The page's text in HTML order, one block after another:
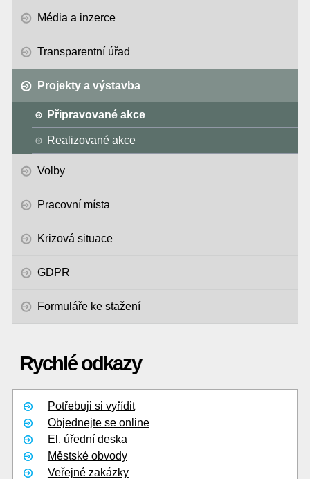
Média a inzerce
Transparentní úřad
Projekty a výstavba
Připravované akce
Realizované akce
Volby
Pracovní místa
Krizová situace
GDPR
Formuláře ke stažení
Rychlé odkazy
Potřebuji si vyřídit
Objednejte se online
El. úřední deska
Městské obvody
Veřejné zakázky